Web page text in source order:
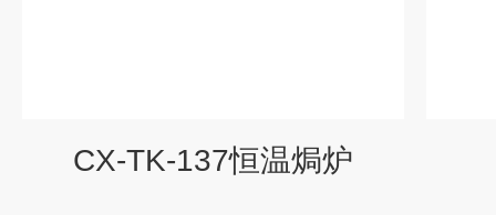
CX-TK-137恒温焗炉